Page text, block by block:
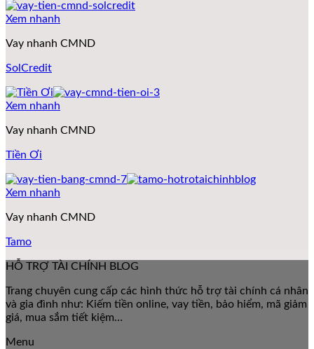
Xem nhanh
Vay nhanh CMND
SolCredit
Xem nhanh
Vay nhanh CMND
Tiền Ơi
Xem nhanh
Vay nhanh CMND
Tamo
HỖ TRỢ TÀI CHÍNH BLOG
Trang chuyên cung cấp các hình thức hỗ trợ tài chính cá nhân
và gia đình như: Kiếm tiền online, vay tiền, bảo hiểm, mã giảm
giá, mua sắm tiết kiệm…
Menu